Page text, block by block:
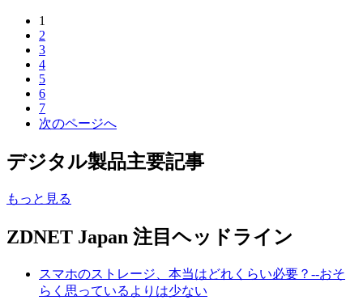
1
2
3
4
5
6
7
次のページへ
デジタル製品主要記事
もっと見る
ZDNET Japan 注目ヘッドライン
スマホのストレージ、本当はどれくらい必要？--おそ
らく思っているよりは少ない